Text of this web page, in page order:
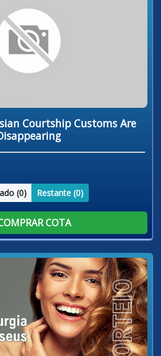
Courtship Customs Are
(0) Restante (0)
COTA